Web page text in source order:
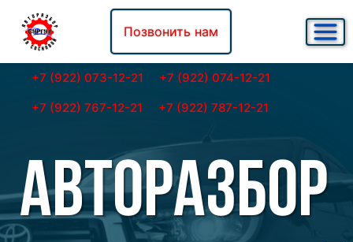
Позвонить нам
+7 (922) 073-12-21
+7 (922) 074-12-21
+7 (922) 767-12-21
+7 (922) 787-12-21
АВТОРАЗБОР